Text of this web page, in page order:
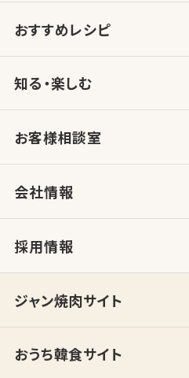
おすすめレシピ
知る・楽しむ
お客様相談室
会社情報
採用情報
ジャン焼肉サイト
おうち韓食サイト